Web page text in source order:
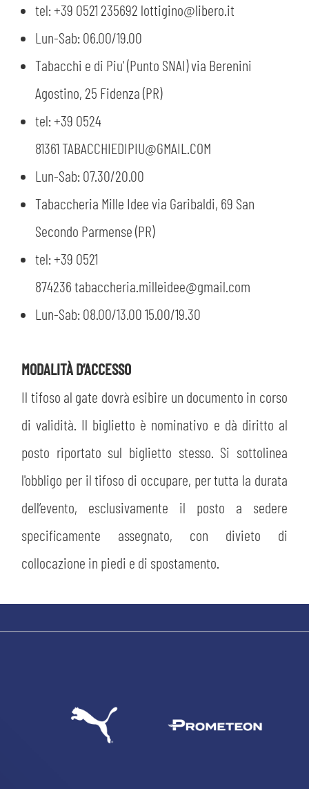
CERCA
tel: +39 0521 235692 lottigino@libero.it
Lun-Sab: 06.00/19.00
Tabacchi e di Piu' (Punto SNAI) via Berenini
Agostino, 25 Fidenza (PR)
tel: +39 0524
81361 TABACCHIEDIPIU@GMAIL.COM
Lun-Sab: 07.30/20.00
Tabaccheria Mille Idee via Garibaldi, 69 San
Secondo Parmense (PR)
tel: +39 0521
874236 tabaccheria.milleidee@gmail.com
Lun-Sab: 08.00/13.00 15.00/19.30
MODALITÀ D’ACCESSO
Il tifoso al gate dovrà esibire un documento in corso
di validità. Il biglietto è nominativo e dà diritto al
posto riportato sul biglietto stesso. Si sottolinea
l'obbligo per il tifoso di occupare, per tutta la durata
dell’evento, esclusivamente il posto a sedere
specificamente assegnato, con divieto di
collocazione in piedi e di spostamento.
sempre abilitati
abilitato